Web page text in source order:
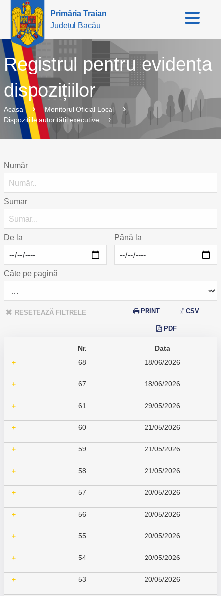
Primăria Traian
Județul Bacău
Registrul pentru evidența
dispozițiilor
Acasa
Monitorul Oficial Local
Dispozițiile autorității executive
Număr
Sumar
De la Până la
Câte pe pagină
RESETEAZĂ FILTRELE PRINT CSV
PDF
Nr.
Data
+
68 18/06/2026
+ 67 18/06/2026
+ 61 29/05/2026
+ 60 21/05/2026
+ 59 21/05/2026
+ 58 21/05/2026
+ 57 20/05/2026
+ 56 20/05/2026
+ 55 20/05/2026
+ 54 20/05/2026
+ 53 20/05/2026